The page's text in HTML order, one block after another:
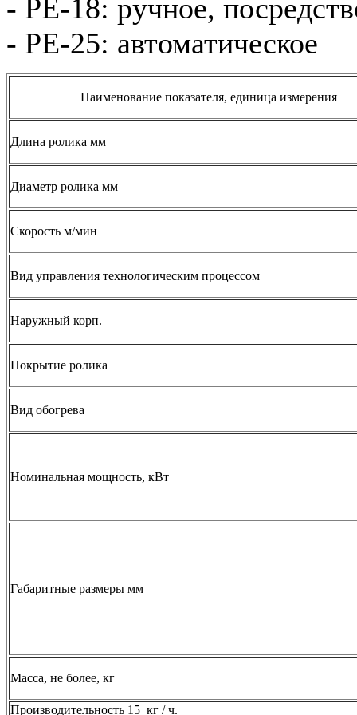
- PE-18: ручное,
- PE-25: автоматическое
Наименование показателя, единица измерения
Длина ролика мм
Диаметр ролика мм
Скорость м/мин
Вид управления технологическим процессом
Наружный корп.
Покрытие ролика
Вид обогрева
Номинальная мощность, кВт
Габаритные размеры мм
Масса, не более, кг
Производительность 15 кг / ч.